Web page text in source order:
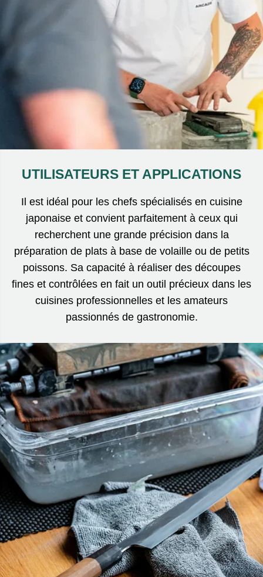
UTILISATEURS ET APPLICATIONS
Il est idéal pour les chefs spécialisés en cuisine
japonaise et convient parfaitement à ceux qui
recherchent une grande précision dans la
préparation de plats à base de volaille ou de petits
poissons. Sa capacité à réaliser des découpes
fines et contrôlées en fait un outil précieux dans les
cuisines professionnelles et les amateurs
passionnés de gastronomie.